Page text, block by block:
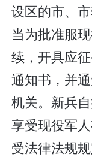
设区的市、
当为批准服
续，开具应
通知书，并
机关。新兵
享受现役军
受法律法规